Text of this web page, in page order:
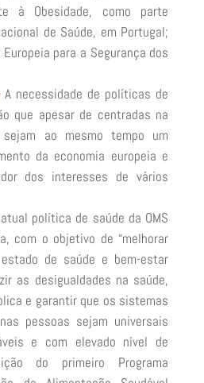
à Obesidade, como parte
de Saúde, em Portugal;
para a Segurança dos
A necessidade de políticas de
que apesar de centradas na
ao mesmo tempo um
da economia europeia e
dos interesses de vários
política de saúde da OMS
com o objetivo de “melhorar
de saúde e bem-estar
as desigualdades na saúde,
e garantir que os sistemas
pessoas sejam universais
e com elevado nível de
do primeiro Programa